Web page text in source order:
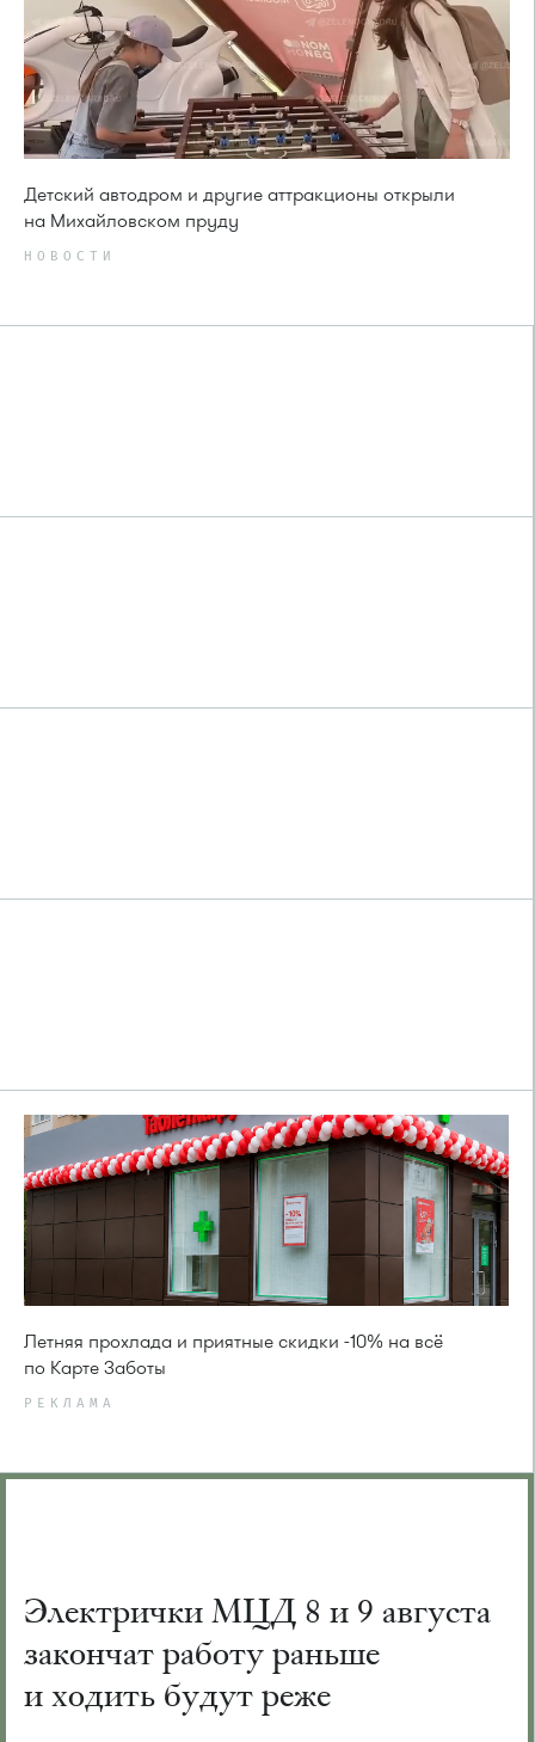
Детский автодром и другие аттракционы открыли
на Михайловском пруду
НОВОСТИ
Летняя прохлада и приятные скидки -10% на всё
по Карте Заботы
РЕКЛАМА
Электрички МЦД 8 и 9 августа
закончат работу раньше
и ходить будут реже